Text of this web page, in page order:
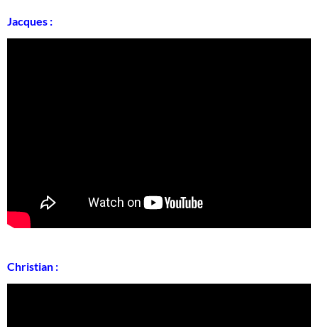
Jacques :
Christian :